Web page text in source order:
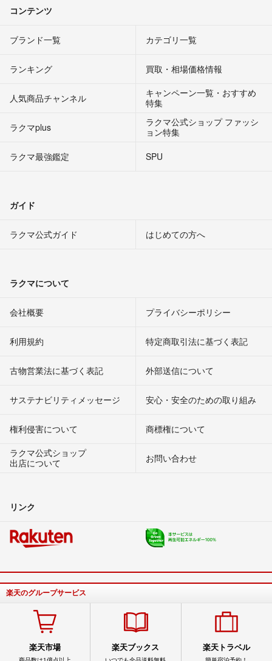
コンテンツ
ブランド一覧 カテゴリ一覧
ランキング 買取・相場価格情報
人気商品チャンネル
キャンペーン一覧・おすすめ
特集
ラクマplus
ラクマ公式ショップ ファッシ
ョン特集
ラクマ最強鑑定
SPU
ガイド
ラクマ公式ガイド はじめての方へ
ラクマについて
会社概要 プライバシーポリシー
利用規約 特定商取引法に基づく表記
古物営業法に基づく表記 外部送信について
サステナビリティメッセージ 安心・安全のための取り組み
権利侵害について
商標権について
ラクマ公式ショップ
出店について
お問い合わせ
リンク
楽天のグループサービス
楽天市場 楽天ブックス 楽天トラベル